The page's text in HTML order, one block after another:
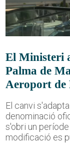
El Ministeri
Palma de
Aeroport de
El canvi
denominació
s'obri un
modificació es